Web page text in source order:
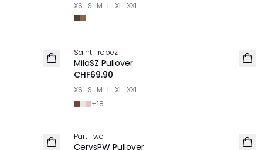
XS S M L XL XXL
NEU
Saint Tropez
MilaSZ Pullover
CHF69.90
XS S M L XL XXL
+18
NEU
Part Two
CerysPW Pullover